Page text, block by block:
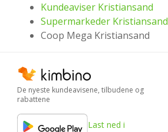
Kundeaviser Kristiansand
Supermarkeder Kristiansand
Coop Mega Kristiansand
De nyeste kundeavisene, tilbudene og
rabattene
Last ned i